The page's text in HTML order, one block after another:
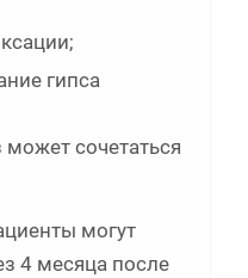
гипса
сочетаться
могут
4 месяца после